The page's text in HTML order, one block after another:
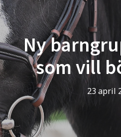
Ny
som vill
23 april